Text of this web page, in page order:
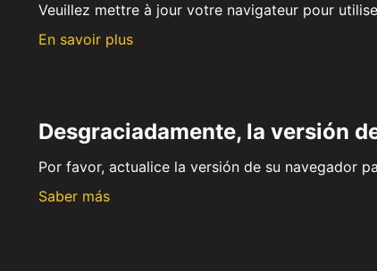
Veuillez mettre à jour votre navigateur pour
En savoir plus
Desgraciadamente, la versión
Por favor, actualice la versión de su navegador
Saber más